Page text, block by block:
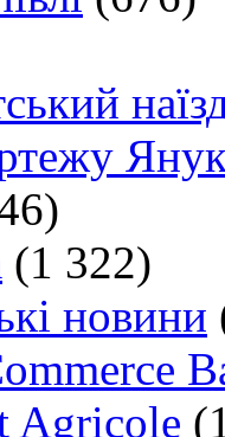
(1 322)
новини
Agricole